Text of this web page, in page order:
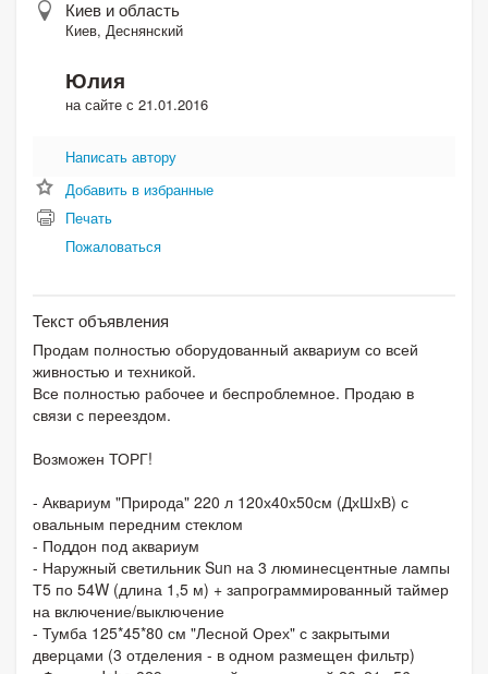
Киев и область
Киев, Деснянский
Юлия
на сайте с 21.01.2016
Написать автору
Добавить в избранные
Печать
Пожаловаться
Текст объявления
Продам полностью оборудованный аквариум со всей
живностью и техникой.
Все полностью рабочее и беспроблемное. Продаю в
связи с переездом.
Возможен ТОРГ!
- Аквариум "Природа" 220 л 120х40х50см (ДхШхВ) с
овальным передним стеклом
- Поддон под аквариум
- Наружный светильник Sun на 3 люминесцентные лампы
Т5 по 54W (длина 1,5 м) + запрограммированный таймер
на включение/выключение
- Тумба 125*45*80 см "Лесной Орех" с закрытыми
дверцами (3 отделения - в одном размещен фильтр)